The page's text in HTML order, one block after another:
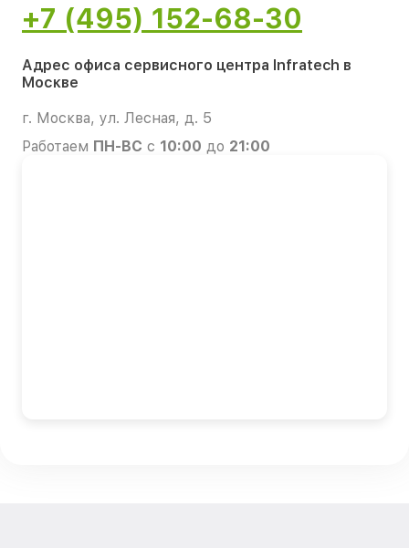
+7 (495) 152-68-30
Адрес офиса сервисного центра Infratech в
Москве
г. Москва, ул. Лесная, д. 5
Работаем ПН-ВС с 10:00 до 21:00